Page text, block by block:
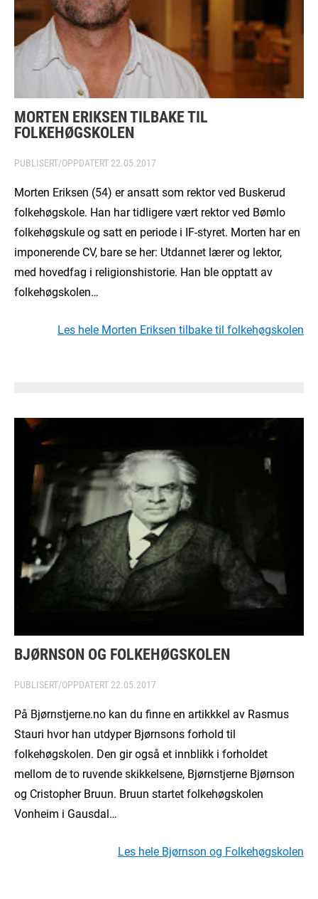
MORTEN ERIKSEN TILBAKE TIL
FOLKEHØGSKOLEN
PUBLISERT/OPPDATERT 22.05.2017
Morten Eriksen (54) er ansatt som rektor ved Buskerud
folkehøgskole. Han har tidligere vært rektor ved Bømlo
folkehøgskule og satt en periode i IF-styret. Morten har en
imponerende CV, bare se her: Utdannet lærer og lektor,
med hovedfag i religionshistorie. Han ble opptatt av
folkehøgskolen…
Les hele Morten Eriksen tilbake til folkehøgskolen
BJØRNSON OG FOLKEHØGSKOLEN
PUBLISERT/OPPDATERT 22.05.2017
På Bjørnstjerne.no kan du finne en artikkkel av Rasmus
Stauri hvor han utdyper Bjørnsons forhold til
folkehøgskolen. Den gir også et innblikk i forholdet
mellom de to ruvende skikkelsene, Bjørnstjerne Bjørnson
og Cristopher Bruun. Bruun startet folkehøgskolen
Vonheim i Gausdal…
Les hele Bjørnson og Folkehøgskolen